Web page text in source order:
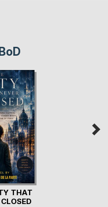
BoD
THAT